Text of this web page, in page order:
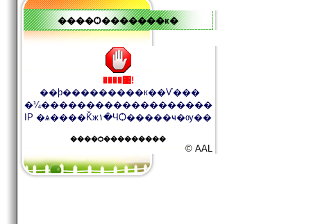
����Ѻ�������к�
����͹!
��þ���������к��Ѵ���
�¼�������������������
IP �ѧ����Ǩж١�ЧѺ�����ҹ�ѹ��
����Ѻ���������
© AAL